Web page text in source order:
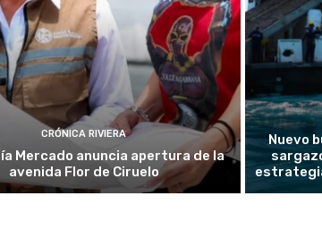
CRÓNICA RIVIERA
Mercado anuncia apertura de la
avenida Flor de Ciruelo
Nuevo